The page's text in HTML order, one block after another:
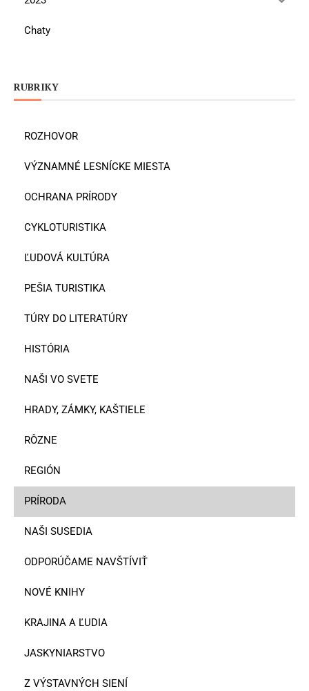
Chaty
RUBRIKY
ROZHOVOR
VÝZNAMNÉ LESNÍCKE MIESTA
OCHRANA PRÍRODY
CYKLOTURISTIKA
ĽUDOVÁ KULTÚRA
PEŠIA TURISTIKA
TÚRY DO LITERATÚRY
HISTÓRIA
NAŠI VO SVETE
HRADY, ZÁMKY, KAŠTIELE
RÔZNE
REGIÓN
PRÍRODA
NAŠI SUSEDIA
ODPORÚČAME NAVŠTÍVIŤ
NOVÉ KNIHY
KRAJINA A ĽUDIA
JASKYNIARSTVO
Z VÝSTAVNÝCH SIENÍ